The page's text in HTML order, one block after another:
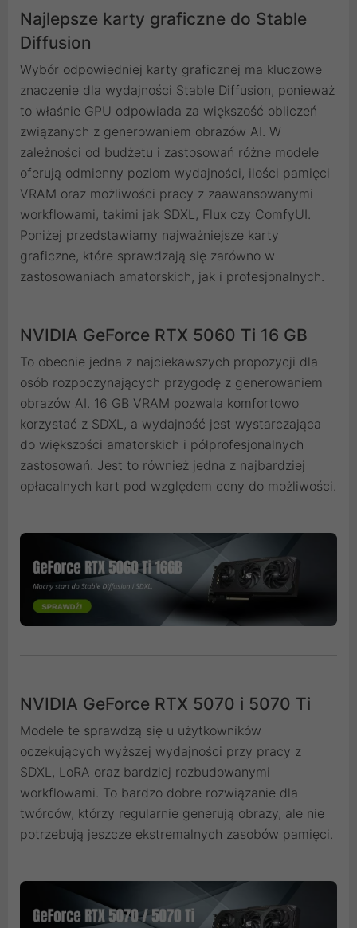
Najlepsze karty graficzne do Stable
Diffusion
Wybór odpowiedniej karty graficznej ma kluczowe
znaczenie dla wydajności Stable Diffusion, ponieważ
to właśnie GPU odpowiada za większość obliczeń
związanych z generowaniem obrazów AI. W
zależności od budżetu i zastosowań różne modele
oferują odmienny poziom wydajności, ilości pamięci
VRAM oraz możliwości pracy z zaawansowanymi
workflowami, takimi jak SDXL, Flux czy ComfyUI.
Poniżej przedstawiamy najważniejsze karty
graficzne, które sprawdzają się zarówno w
zastosowaniach amatorskich, jak i profesjonalnych.
NVIDIA GeForce RTX 5060 Ti 16 GB
To obecnie jedna z najciekawszych propozycji dla
osób rozpoczynających przygodę z generowaniem
obrazów AI. 16 GB VRAM pozwala komfortowo
korzystać z SDXL, a wydajność jest wystarczająca
do większości amatorskich i półprofesjonalnych
zastosowań. Jest to również jedna z najbardziej
opłacalnych kart pod względem ceny do możliwości.
NVIDIA GeForce RTX 5070 i 5070 Ti
Modele te sprawdzą się u użytkowników
oczekujących wyższej wydajności przy pracy z
SDXL, LoRA oraz bardziej rozbudowanymi
workflowami. To bardzo dobre rozwiązanie dla
twórców, którzy regularnie generują obrazy, ale nie
potrzebują jeszcze ekstremalnych zasobów pamięci.